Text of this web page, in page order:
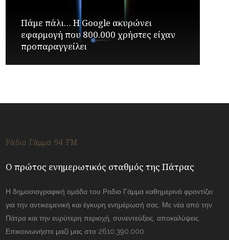
Πάμε πάλι… Η Google ακυρώνει
εφαρμογή που 800.000 χρήστες είχαν
προπαραγγείλει
Ράδιο Γάμμα 94 FM
Ο πρώτος ενημερωτικός σταθμός της Πάτρας
Η δημοσιογραφική ομάδα του Ραδιο Γάμμα καθημερινά φροντίζει
για την αντικειμενική και έγκυρη ενημέρωσή σας. Με νέα από την
Πάτρα και την ευρύτερη περιοχή, συνεντεύξεις, αποκαλύψεις.
Επικοινωνήστε μαζί μας στο 2610.390.000